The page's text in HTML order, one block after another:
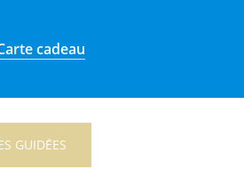
cadeau
GUIDÉES